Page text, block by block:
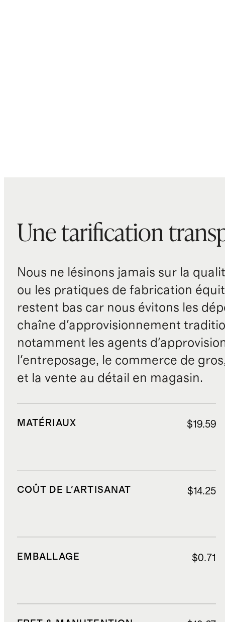
Une tarification
Nous ne lésinons jamais sur la
ou les pratiques de fabrication
restent bas car nous évitons les
chaîne d'approvisionnement
notamment les agents
l'entreposage, le commerce de
et la vente au détail en magasin.
MATÉRIAUX $19.59
COÛT DE L'ARTISANAT $14.25
EMBALLAGE $0.71